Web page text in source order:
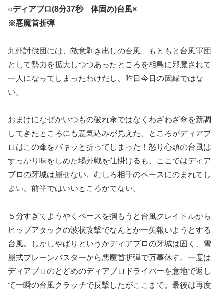
○ディアブロ(8分37秒 体固め)台風×
※悪魔首折弾
九州討伐団には、敵意剥き出しの台風。もともと台風軍団
として勢力を拡大しつつあったところを相島に邪魔されて
一人になってしまったわけだし、昨日今日の因縁ではな
い。
おまけになぜかいつもの破れ傘ではなくわざわざ傘を新調
してきたところにも意気込みが見えた。ところがディアブ
ロはこの傘をバキッと折ってしまった！怒り心頭の台風は
すっかり味をしめた場外戦を仕掛けるも、ここではディア
ブロの牙城は崩せない。むしろ相手のペースにのまれてし
まい、前半ではいいところがでない。
５分すぎてようやくペースを掴もうと台風クレイドルから
ヒップアタックの波状攻撃でなんとか一矢報いようとする
台風。しかしやぱりというかディアブロの牙城は固く、雪
崩式ブレーンバスターから悪魔首折弾で万事休す。一度は
ディアブロのとどめのディアブロドライバーを意地で返し
て一瞬の台風クラッチで反撃したがここまで。最後は再度